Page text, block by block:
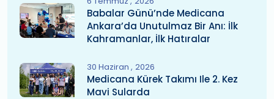
Babalar Günü’nde Medicana
Ankara’da Unutulmaz Bir Anı: İlk
Kahramanlar, İlk Hatıralar
30 Haziran 2026
Medicana Kürek Takımı Ile 2. Kez
Mavi Sularda